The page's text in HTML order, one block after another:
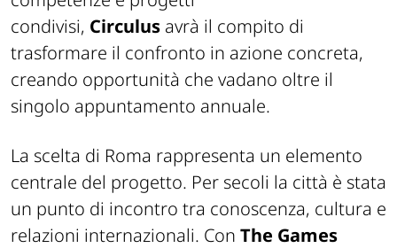
condivisi, Circulus avrà il compito di
trasformare il confronto in azione concreta,
creando opportunità che vadano oltre il
singolo appuntamento annuale.
La scelta di Roma rappresenta un elemento
centrale del progetto. Per secoli la città è stata
un punto di incontro tra conoscenza, cultura e
relazioni internazionali. Con The Games